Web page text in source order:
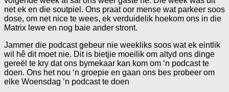
net ek en die soutpiel. Ons praat oor mense wat parkeer soos
dose, om net nice te wees, ek verduidelik hoekom ons in die
Matrix lewe en nog baie ander stront.
Jammer die podcast gebeur nie weekliks soos wat ek eintlik
wil hê dit moet nie. Dit is bietjie moeilik om altyd ons dinge
gereël te kry dat ons bymekaar kan kom om ‘n podcast te
doen. Ons het nou ‘n groepie en gaan ons bes probeer om
elke Woensdag ‘n podcast te doen